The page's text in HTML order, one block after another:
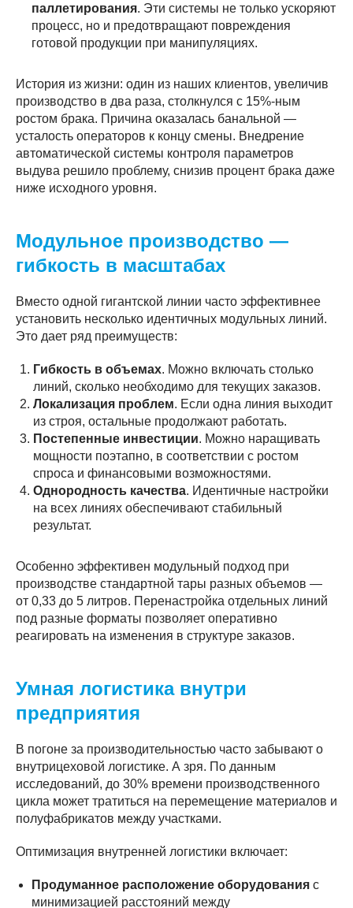
паллетирования. Эти системы не только ускоряют
процесс, но и предотвращают повреждения
готовой продукции при манипуляциях.
История из жизни: один из наших клиентов, увеличив
производство в два раза, столкнулся с 15%-ным
ростом брака. Причина оказалась банальной —
усталость операторов к концу смены. Внедрение
автоматической системы контроля параметров
выдува решило проблему, снизив процент брака даже
ниже исходного уровня.
Модульное производство —
гибкость в масштабах
Вместо одной гигантской линии часто эффективнее
установить несколько идентичных модульных линий.
Это дает ряд преимуществ:
Гибкость в объемах. Можно включать столько
линий, сколько необходимо для текущих заказов.
Локализация проблем. Если одна линия выходит
из строя, остальные продолжают работать.
Постепенные инвестиции. Можно наращивать
мощности поэтапно, в соответствии с ростом
спроса и финансовыми возможностями.
Однородность качества. Идентичные настройки
на всех линиях обеспечивают стабильный
результат.
Особенно эффективен модульный подход при
производстве стандартной тары разных объемов —
от 0,33 до 5 литров. Перенастройка отдельных линий
под разные форматы позволяет оперативно
реагировать на изменения в структуре заказов.
Умная логистика внутри
предприятия
В погоне за производительностью часто забывают о
внутрицеховой логистике. А зря. По данным
исследований, до 30% времени производственного
цикла может тратиться на перемещение материалов и
полуфабрикатов между участками.
Оптимизация внутренней логистики включает:
Продуманное расположение оборудования с
минимизацией расстояний между